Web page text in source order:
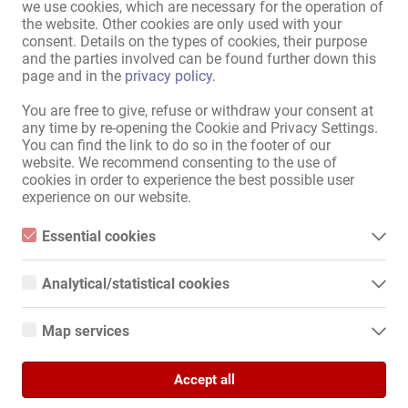
we use cookies, which are necessary for the operation of
the website. Other cookies are only used with your
consent. Details on the types of cookies, their purpose
and the parties involved can be found further down this
page and in the privacy policy.
You are free to give, refuse or withdraw your consent at
any time by re-opening the Cookie and Privacy Settings.
You can find the link to do so in the footer of our
website. We recommend consenting to the use of
cookies in order to experience the best possible user
experience on our website.
Essential cookies
Essential cookies are all cookies necessary for the operation of
function properly without these cookies.
Analytical/statistical cookies
Analytical or statistical cookies are cookies that are used to
They help website owners understand how visitors interact with
Map services
When you use Google Maps on our website, information about
your use of this site and your IP address may be transmitted to
Accept all
Possibilità di sistemazione: presente,a parte ,gratuito
Possibilità di pernottamento:
presente,gratuito,a parte
Ulteriori servizi:
disponibile,Servizio trasporto
per escort e visite, Pagamento
con carta per ospiti
Dotazione indirizzi
Internet:
Rappresentazione esterna /
Accesso:
casa discreta,ingresso
discreto
Parcheggi donne:
presente
Parcheggi ospiti:
Visualizza tutte le informazioni